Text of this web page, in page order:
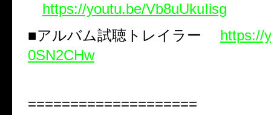
https://youtu.be/Vb8uUkuIisg
■アルバム試聴トレイラー
https://
0SN2CHw
====================